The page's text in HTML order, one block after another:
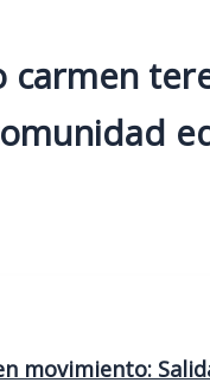
carmen
movimiento: